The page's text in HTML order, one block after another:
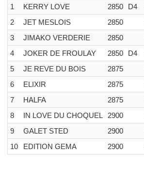
1
KERRY LOVE 2850 D4
2
JET MESLOIS 2850
3
JIMAKO VERDERIE 2850
4
JOKER DE FROULAY 2850 D4
5
JE REVE DU BOIS 2875
6
ELIXIR 2875
7
HALFA 2875
8
IN LOVE DU CHOQUEL 2900
9
GALET STED 2900
10
EDITION GEMA 2900